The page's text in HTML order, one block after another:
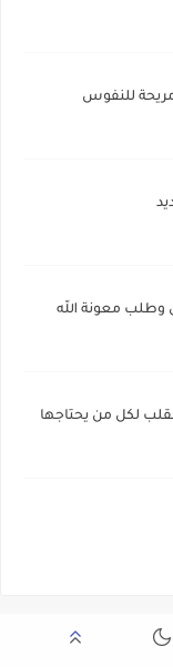
للنفوس
وطلب معونة الله
لكل من يحتاجها